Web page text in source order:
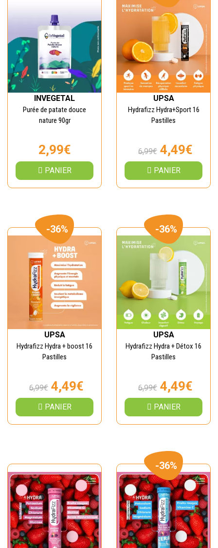
INVEGETAL
Purée de patate douce
nature 90gr
2,99€
PANIER
UPSA
Hydrafizz Hydra+Sport 16
Pastilles
6,99€ 4,49€
PANIER
-36%
UPSA
Hydrafizz Hydra + boost 16
Pastilles
6,99€ 4,49€
PANIER
-36%
UPSA
Hydrafizz Hydra + Détox 16
Pastilles
6,99€ 4,49€
PANIER
-36%